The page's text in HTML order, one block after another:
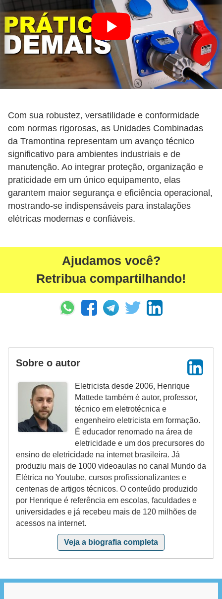
Com sua robustez, versatilidade e conformidade
com normas rigorosas, as Unidades Combinadas
da Tramontina representam um avanço técnico
significativo para ambientes industriais e de
manutenção. Ao integrar proteção, organização e
praticidade em um único equipamento, elas
garantem maior segurança e eficiência operacional,
mostrando-se indispensáveis para instalações
elétricas modernas e confiáveis.
Ajudamos você?
Retribua compartilhando!
Sobre o autor
Eletricista desde 2006, Henrique
Mattede também é autor, professor,
técnico em eletrotécnica e
engenheiro eletricista em formação.
É educador renomado na área de
eletricidade e um dos precursores do
ensino de eletricidade na internet brasileira. Já
produziu mais de 1000 videoaulas no canal Mundo da
Elétrica no Youtube, cursos profissionalizantes e
centenas de artigos técnicos. O conteúdo produzido
por Henrique é referência em escolas, faculdades e
universidades e já recebeu mais de 120 milhões de
acessos na internet.
Veja a biografia completa
c
i
d
a
e
s
t
a
l
a
ç
c
a
i
e
n
c
i
a
l
n